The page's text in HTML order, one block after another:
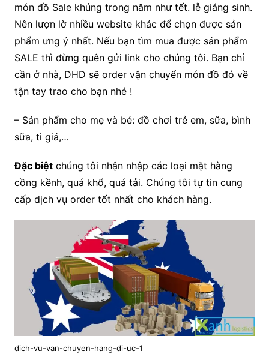
món đồ Sale khủng trong năm như tết. lễ giáng sinh.
Nên lượn lờ nhiều website khác để chọn được sản
phẩm ưng ý nhất. Nếu bạn tìm mua được sản phẩm
SALE thì đừng quên gửi link cho chúng tôi. Bạn chỉ
cần ở nhà, DHD sẽ order vận chuyển món đồ đó về
tận tay trao cho bạn nhé !
– Sản phẩm cho mẹ và bé: đồ chơi trẻ em, sữa, bình
sữa, ti giả,…
Đặc biệtchúng tôi nhận nhập các loại mặt hàng
cồng kềnh, quá khổ, quá tải. Chúng tôi tự tin cung
cấp dịch vụ order tốt nhất cho khách hàng.
dich-vu-van-chuyen-hang-di-uc-1